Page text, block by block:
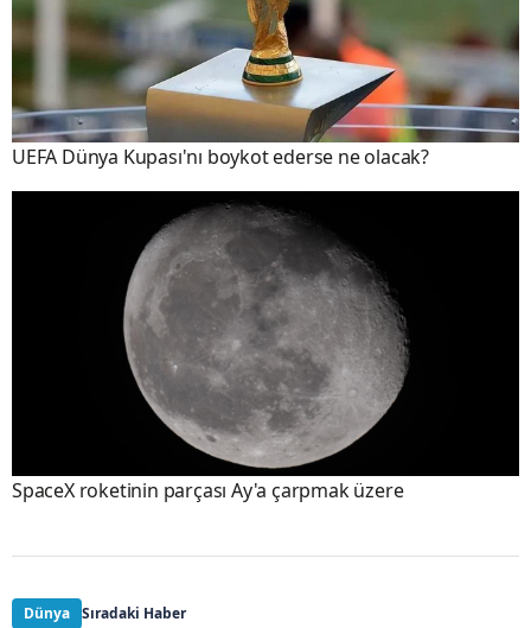
UEFA Dünya Kupası'nı boykot ederse ne olacak?
SpaceX roketinin parçası Ay'a çarpmak üzere
Dünya Sıradaki Haber